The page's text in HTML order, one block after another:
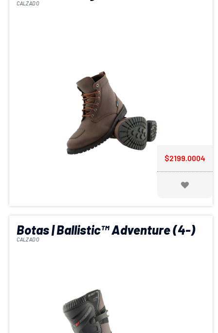
+880 046 292 02
elementor review
Open in maps
Send
CALZADO
$2199.0004
Botas | Ballistic™ Adventure (4-)
CALZADO